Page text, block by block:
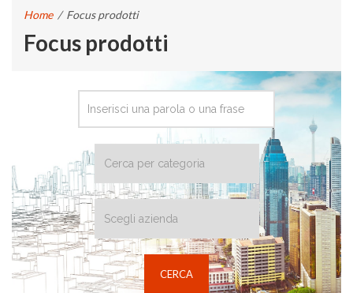
Home / Focus prodotti
Focus prodotti